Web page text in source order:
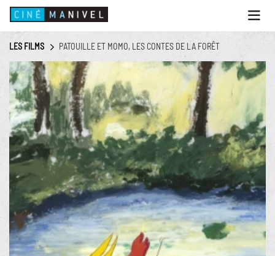
le
menu
ACCUEIL
PROGRAMME
ANIMATIONS
CINÉ CAFÉ | RESTAURANT
PRESTATIONS
INFOS PRATIQUES
LES FILMS PATOUILLE ET MOMO, LES CONTES DE LA FORÊT